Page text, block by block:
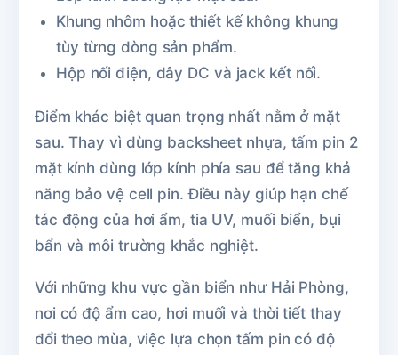
Khung nhôm hoặc thiết kế không khung
tùy từng dòng sản phẩm.
Hộp nối điện, dây DC và jack kết nối.
Điểm khác biệt quan trọng nhất nằm ở mặt
sau. Thay vì dùng backsheet nhựa, tấm pin 2
mặt kính dùng lớp kính phía sau để tăng khả
năng bảo vệ cell pin. Điều này giúp hạn chế
tác động của hơi ẩm, tia UV, muối biển, bụi
bẩn và môi trường khắc nghiệt.
Với những khu vực gần biển như Hải Phòng,
nơi có độ ẩm cao, hơi muối và thời tiết thay
đổi theo mùa, việc lựa chọn tấm pin có độ